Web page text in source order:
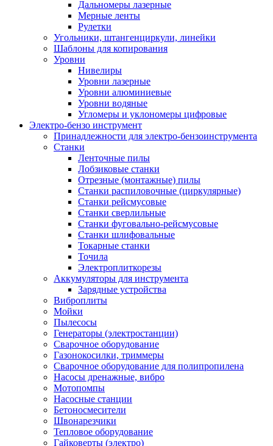
Дальномеры лазерные
Мерные ленты
Рулетки
Угольники, штангенциркули, линейки
Шаблоны для копирования
Уровни
Нивелиры
Уровни лазерные
Уровни алюминиевые
Уровни водяные
Угломеры и уклономеры цифровые
Электро-бензо инструмент
Принадлежности для электро-бензоинструмента
Станки
Ленточные пилы
Лобзиковые станки
Отрезные (монтажные) пилы
Станки распиловочные (циркулярные)
Станки рейсмусовые
Станки сверлильные
Станки фуговально-рейсмусовые
Станки шлифовальные
Токарные станки
Точила
Электроплиткорезы
Аккумуляторы для инструмента
Зарядные устройства
Виброплиты
Мойки
Пылесосы
Генераторы (электростанции)
Сварочное оборудование
Газонокосилки, триммеры
Сварочное оборудование для полипропилена
Насосы дренажные, вибро
Мотопомпы
Насосные станции
Бетоносмесители
Швонарезчики
Тепловое оборудование
Гайковерты (электро)